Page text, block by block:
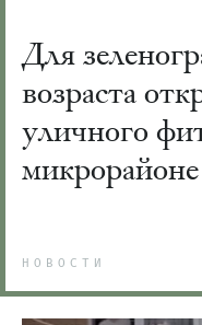
Для
возраста
уличного
микрорайоне
НОВОСТИ